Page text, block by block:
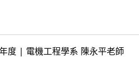
度 | 電機工程學系 陳永平老師